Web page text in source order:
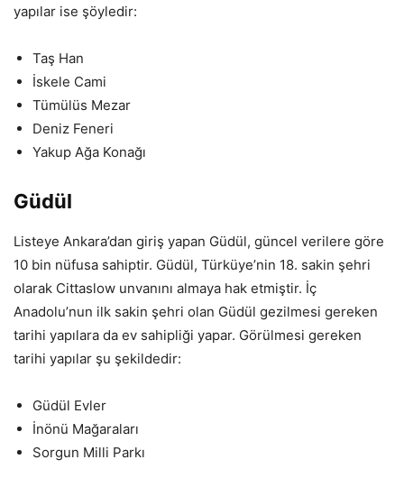
yapılar ise şöyledir:
Taş Han
İskele Cami
Tümülüs Mezar
Deniz Feneri
Yakup Ağa Konağı
Güdül
Listeye Ankara’dan giriş yapan Güdül, güncel verilere göre
10 bin nüfusa sahiptir. Güdül, Türküye’nin 18. sakin şehri
olarak Cittaslow unvanını almaya hak etmiştir. İç
Anadolu’nun ilk sakin şehri olan Güdül gezilmesi gereken
tarihi yapılara da ev sahipliği yapar. Görülmesi gereken
tarihi yapılar şu şekildedir:
Güdül Evler
İnönü Mağaraları
Sorgun Milli Parkı